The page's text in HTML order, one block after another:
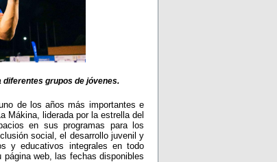
grupos de jóvenes.
de los años más importantes e
Mákina, liderada por la estrella del
en sus programas para los
social, el desarrollo juvenil y
y educativos integrales en todo
web, las fechas disponibles